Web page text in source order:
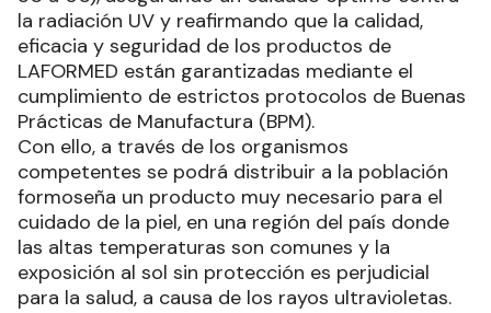
la radiación UV y reafirmando que la calidad,
eficacia y seguridad de los productos de
LAFORMED están garantizadas mediante el
cumplimiento de estrictos protocolos de Buenas
Prácticas de Manufactura (BPM).
Con ello, a través de los organismos
competentes se podrá distribuir a la población
formoseña un producto muy necesario para el
cuidado de la piel, en una región del país donde
las altas temperaturas son comunes y la
exposición al sol sin protección es perjudicial
para la salud, a causa de los rayos ultravioletas.